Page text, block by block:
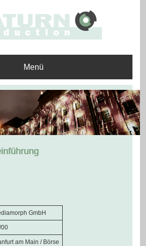
Menü
GmbH
00
am Main / Börse